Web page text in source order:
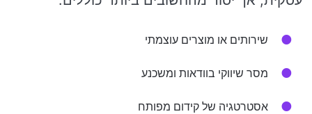
שירותים או מוצרים עוצמתי
מסר שיווקי בוודאות ומשכנע
אסטרטגיה של קידום מפותח